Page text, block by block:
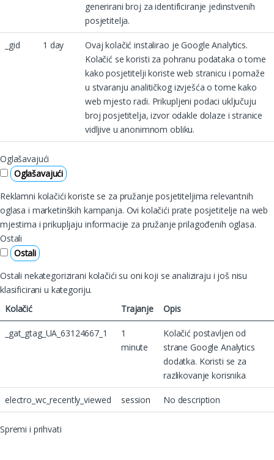
generirani broj za identificiranje jedinstvenih
posjetitelja.
_gid 1 day
Ovaj kolačić instalirao je Google Analytics.
Kolačić se koristi za pohranu podataka o tome
kako posjetitelji koriste web stranicu i pomaže
u stvaranju analitičkog izvješća o tome kako
web mjesto radi. Prikupljeni podaci uključuju
broj posjetitelja, izvor odakle dolaze i stranice
vidljive u anonimnom obliku.
Oglašavajući
Oglašavajući
Reklamni kolačići koriste se za pružanje posjetiteljima relevantnih
oglasa i marketinških kampanja. Ovi kolačići prate posjetitelje na web
mjestima i prikupljaju informacije za pružanje prilagođenih oglasa.
Ostali
Ostali
Ostali nekategorizirani kolačići su oni koji se analiziraju i još nisu
klasificirani u kategoriju.
Kolačić
Trajanje Opis
_gat_gtag_UA_63124667_1
1
minute
Kolačić postavljen od
strane Google Analytics
dodatka. Koristi se za
razlikovanje korisnika
electro_wc_recently_viewed session No description
Spremi i prihvati